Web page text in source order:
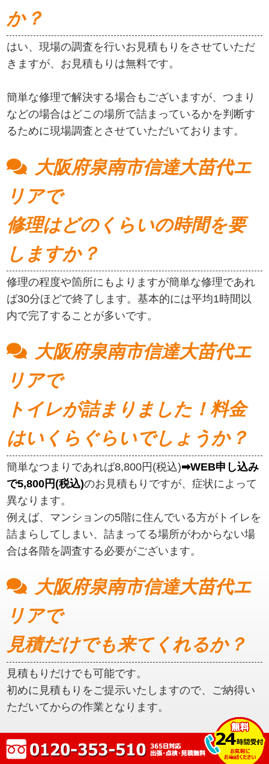
か？
はい、現場の調査を行いお見積もりをさせていただ
きますが、お見積もりは無料です。
簡単な修理で解決する場合もございますが、つまり
などの場合はどこの場所で詰まっているかを判断す
るために現場調査とさせていただいております。
大阪府泉南市信達大苗代エ
リアで
修理はどのくらいの時間を要
しますか？
修理の程度や箇所にもよりますが簡単な修理であれ
ば30分ほどで終了します。基本的には平均1時間以
内で完了することが多いです。
大阪府泉南市信達大苗代エ
リアで
トイレが詰まりました！料金
はいくらぐらいでしょうか？
簡単なつまりであれば8,800円(税込)➡WEB申し込み
で5,800円(税込)のお見積もりですが、症状によって
異なります。
例えば、マンションの5階に住んでいる方がトイレを
詰まらしてしまい、詰まってる場所がわからない場
合は各階を調査する必要がございます。
大阪府泉南市信達大苗代エ
リアで
見積だけでも来てくれるか？
見積もりだけでも可能です。
初めに見積もりをご提示いたしますので、ご納得い
ただいてからの作業となります。
大阪府泉南市信達大苗代エ